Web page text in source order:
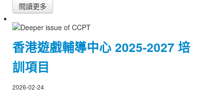
閱讀更多
香港遊戲輔導中心 2025-2027 培
訓項目
2026-02-24